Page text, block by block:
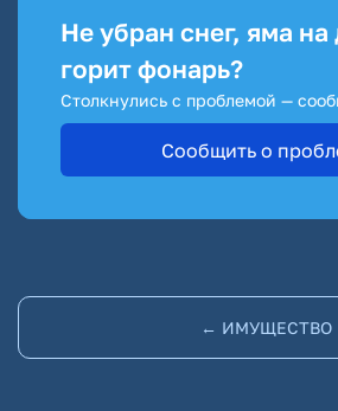
Не убран снег, яма на
горит фонарь?
Столкнулись с проблемой —
Сообщить о
← ИМУЩЕСТВО